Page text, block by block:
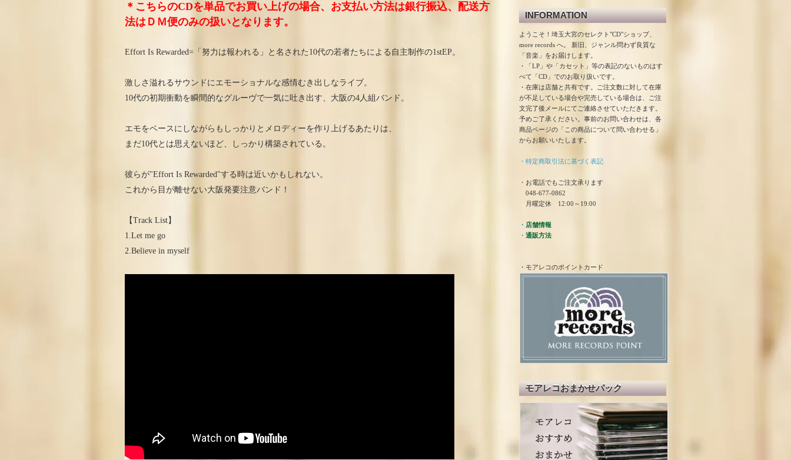
＊こちらのCDを単品でお買い上げの場合、お支払い方法は銀行振込、配送方
法はＤＭ便のみの扱いとなります。
Effort Is Rewarded=「努力は報われる」と名された10代の若者たちによる自主制作の1stEP。
激しさ溢れるサウンドにエモーショナルな感情むき出しなライブ。
10代の初期衝動を瞬間的なグルーヴで一気に吐き出す、大阪の4人組バンド。
エモをベースにしながらもしっかりとメロディーを作り上げるあたりは、
まだ10代とは思えないほど、しっかり構築されている。
彼らが"Effort Is Rewarded"する時は近いかもしれない。
これから目が離せない大阪発要注意バンド！
【Track List】
1.Let me go
2.Believe in myself
INFORMATION
ようこそ！埼玉大宮のセレクト"CD"ショップ、
more records へ。 新旧、ジャンル問わず良質な
「音楽」をお届けします。
・「LP」や「カセット」等の表記のないものはす
べて「CD」でのお取り扱いです。
・在庫は店舗と共有です。ご注文数に対して在庫
が不足している場合や完売している場合は、ご注
文完了後メールにてご連絡させていただきます。
予めご了承ください。事前のお問い合わせは、各
商品ページの「この商品について問い合わせる」
からお願いいたします。
・特定商取引法に基づく表記
・お電話でもご注文承ります
048-677-0862
月曜定休 12:00～19:00
・ 店舗情報
・ 通販方法
・モアレコのポイントカード
モアレコおまかせパック